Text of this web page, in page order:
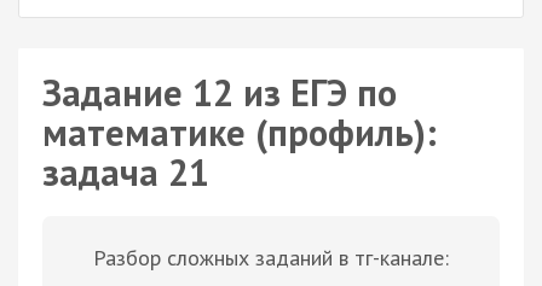
Задание 12 из ЕГЭ по
математике (профиль):
задача 21
Разбор сложных заданий в тг-канале: